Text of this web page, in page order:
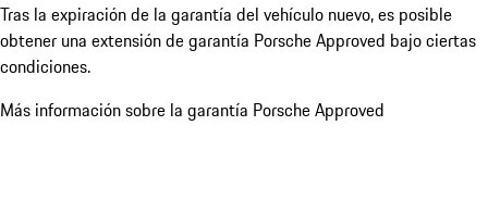
Tras la expiración de la garantía del vehículo nuevo, es posible
obtener una extensión de garantía Porsche Approved bajo ciertas
condiciones.
Más información sobre la garantía Porsche Approved